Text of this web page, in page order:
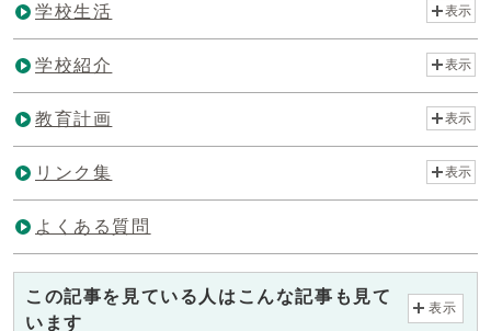
学校生活 表示
学校紹介 表示
教育計画 表示
リンク集 表示
よくある質問
この記事を見ている人はこんな記事も見て
います
表示